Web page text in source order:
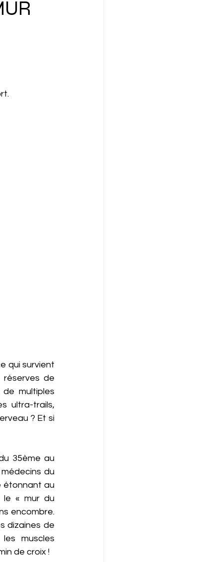
qui survient
réserves de
multiples
ultra-trails,
? Et si
35ème au
du
étonnant au
le « mur du
encombre.
dizaines de
muscles
de croix !